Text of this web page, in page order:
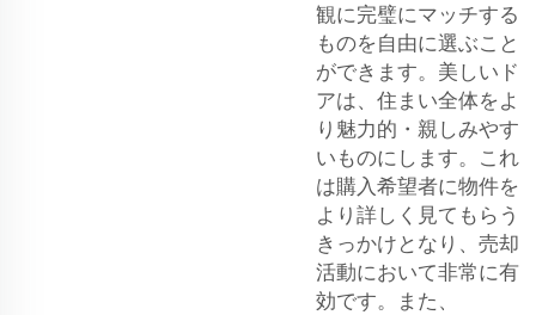
観に完璧にマッチする
ものを自由に選ぶこと
ができます。美しいド
アは、住まい全体をよ
り魅力的・親しみやす
いものにします。これ
は購入希望者に物件を
より詳しく見てもらう
きっかけとなり、売却
活動において非常に有
効です。また、